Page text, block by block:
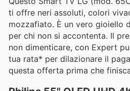
ti offre neri assoluti, colori
mozzafiato. È un vero gioiello
per chi non si accontenta. Il
non dimenticare, con Expert
tua rata* per dilazionare il
questa offerta prima che